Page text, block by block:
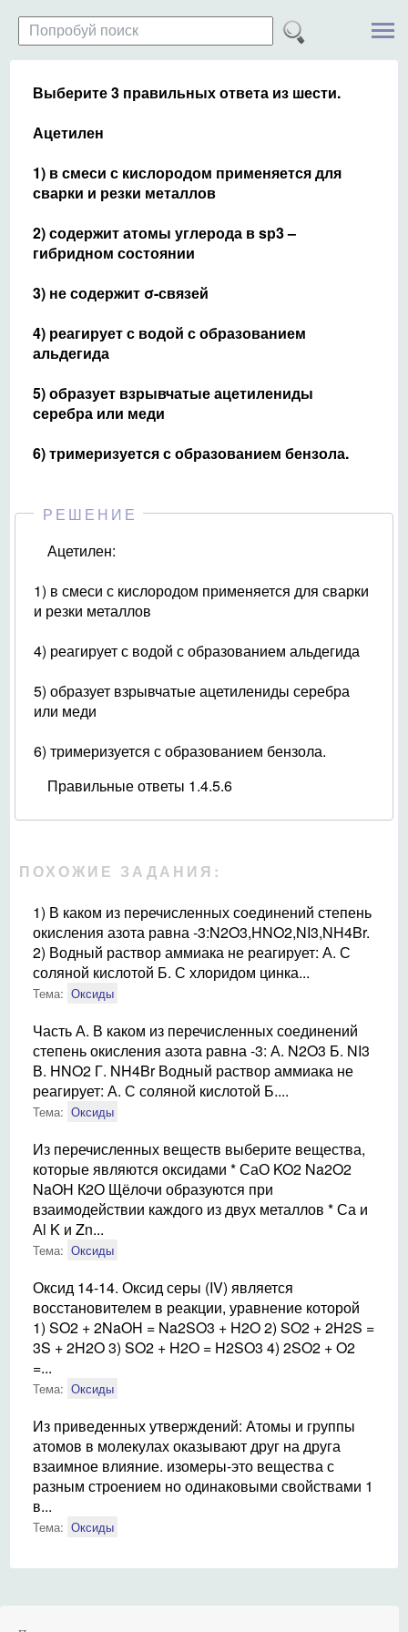
Выберите 3 правильных ответа из шести.
Ацетилен
1) в смеси с кислородом применяется для
сварки и резки металлов
2) содержит атомы углерода в sр3 –
гибридном состоянии
3) не содержит σ-связей
4) реагирует с водой с образованием
альдегида
5) образует взрывчатые ацетилениды
серебра или меди
6) тримеризуется с образованием бензола.
РЕШЕНИЕ
Ацетилен:
1) в смеси с кислородом применяется для сварки
и резки металлов
4) реагирует с водой с образованием альдегида
5) образует взрывчатые ацетилениды серебра
или меди
6) тримеризуется с образованием бензола.
Правильные ответы 1.4.5.6
ПОХОЖИЕ ЗАДАНИЯ:
1) В каком из перечисленных соединений степень
окисления азота равна -3:N2O3,HNO2,NI3,NH4Br.
2) Водный раствор аммиака не реагирует: А. С
соляной кислотой Б. С хлоридом цинка...
Тема: Оксиды
Часть А. В каком из перечисленных соединений
степень окисления азота равна -3: А. N2O3 Б. NI3
В. HNO2 Г. NH4Br Водный раствор аммиака не
реагирует: А. С соляной кислотой Б....
Тема: Оксиды
Из перечисленных веществ выберите вещества,
которые являются оксидами * СаО KO2 Na2O2
NaOH К2О Щёлочи образуются при
взаимодействии каждого из двух металлов * Са и
Аl K и Zn...
Тема: Оксиды
Оксид 14-14. Оксид серы (IV) является
восстановителем в реакции, уравнение которой
1) SO2 + 2NaOH = Na2SO3 + H2O 2) SO2 + 2H2S =
3S + 2H2O 3) SO2 + H2O = H2SO3 4) 2SO2 + O2
=...
Тема: Оксиды
Из приведенных утверждений: Атомы и группы
атомов в молекулах оказывают друг на друга
взаимное влияние. изомеры-это вещества с
разным строением но одинаковыми свойствами 1
в...
Тема: Оксиды